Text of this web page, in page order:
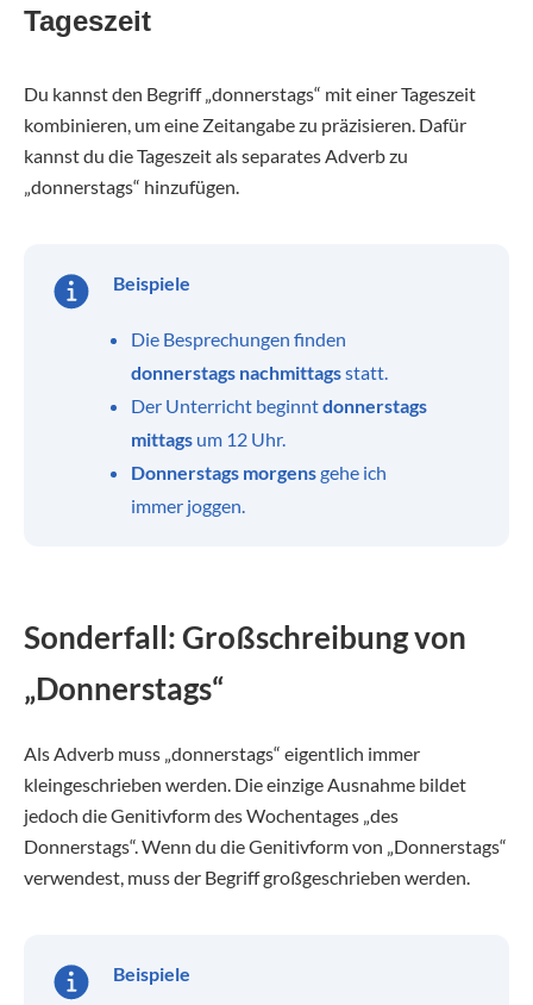
Tageszeit
Du kannst den Begriff „donnerstags“ mit einer Tageszeit
kombinieren, um eine Zeitangabe zu präzisieren. Dafür
kannst du die Tageszeit als separates Adverb zu
„donnerstags“ hinzufügen.
Beispiele
Die Besprechungen finden
donnerstags nachmittagsstatt.
Der Unterricht beginntdonnerstags
mittags um 12 Uhr.
Donnerstags morgensgehe ich
immer joggen.
Sonderfall: Großschreibung von
„Donnerstags“
Als Adverb muss „donnerstags“ eigentlich immer
kleingeschrieben werden. Die einzige Ausnahme bildet
jedoch die Genitivform des Wochentages „des
Donnerstags“. Wenn du die Genitivform von „Donnerstags“
verwendest, muss der Begriff großgeschrieben werden.
Beispiele